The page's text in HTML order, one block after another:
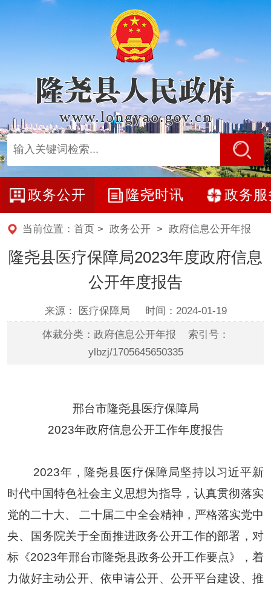
政务公开 隆尧时讯 政务服
当前位置： 首页 > 政务公开> 政府信息公开年报
隆尧县医疗保障局2023年度政府信息
公开年度报告
来源： 医疗保障局 时间：2024-01-19
体裁分类：政府信息公开年报 索引号：
ylbzj/1705645650335
邢台市隆尧县医疗保障局
2023年政府信息公开工作年度报告
2023年， 隆尧县医疗保障局坚持以习近平新
时代中国特色社会主义思想为指导，认真贯彻落实
党的二十大、 二十届二中全会精神 ， 严格落实党中
央、国务院关于全面推进政务公开工作的部署，对
标《2023年邢台市隆尧县政务公开工作要点》，着
力做好主动公开、依申请公开、公开平台建设、推